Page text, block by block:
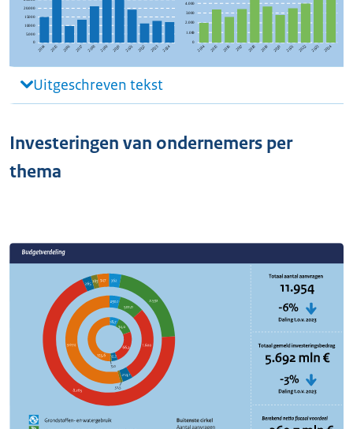
Uitgeschreven tekst
Investeringen van ondernemers per
thema